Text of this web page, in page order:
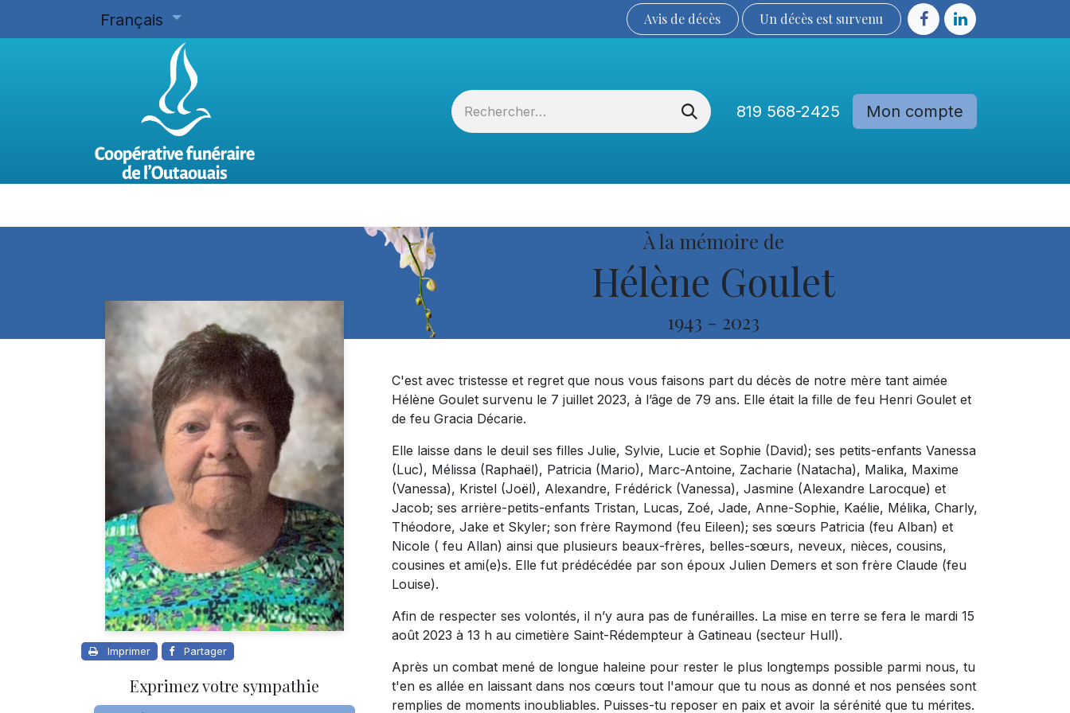
Français Avis de décès Un décès est sur​​​​​​​​ve​nu​​​​​​​​​​
819 568-2425 Mon compte
À la mémoire de
Hélène Goulet
1943 - 2023
Imprimer Partager
Exprimez votre sympathie
C'est avec tristesse et regret que nous vous faisons part du décès de notre mère tant aimée
Hélène Goulet survenu le 7 juillet 2023, à l’âge de 79 ans. Elle était la fille de feu Henri Goulet et
de feu Gracia Décarie.
Elle laisse dans le deuil ses filles Julie, Sylvie, Lucie et Sophie (David); ses petits-enfants Vanessa
(Luc), Mélissa (Raphaël), Patricia (Mario), Marc-Antoine, Zacharie (Natacha), Malika, Maxime
(Vanessa), Kristel (Joël), Alexandre, Frédérick (Vanessa), Jasmine (Alexandre Larocque) et
Jacob; ses arrière-petits-enfants Tristan, Lucas, Zoé, Jade, Anne-Sophie, Kaélie, Mélika, Charly,
Théodore, Jake et Skyler; son frère Raymond (feu Eileen); ses sœurs Patricia (feu Alban) et
Nicole ( feu Allan) ainsi que plusieurs beaux-frères, belles-sœurs, neveux, nièces, cousins,
cousines et ami(e)s. Elle fut prédécédée par son époux Julien Demers et son frère Claude (feu
Louise).
Afin de respecter ses volontés, il n’y aura pas de funérailles. La mise en terre se fera le mardi 15
août 2023 à 13 h au cimetière Saint-Rédempteur à Gatineau (secteur Hull).
Après un combat mené de longue haleine pour rester le plus longtemps possible parmi nous, tu
t'en es allée en laissant dans nos cœurs tout l'amour que tu nous as donné et nos pensées sont
remplies de moments inoubliables. Puisses-tu reposer en paix et avoir la sérénité que tu mérites.